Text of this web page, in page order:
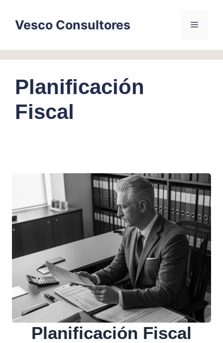
contentVesco Consultores Menu
Planificación
Fiscal
Planificación Fiscal